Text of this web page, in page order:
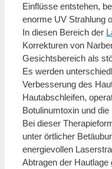
Einflüsse entstehen,
enorme UV Strahlung
In diesen Bereich der
Korrekturen von
Gesichtsbereich als
Es werden
Verbesserung des
Hautabschleifen,
Botulinumtoxin und
Bei dieser
unter örtlicher
energievollen
Abtragen der